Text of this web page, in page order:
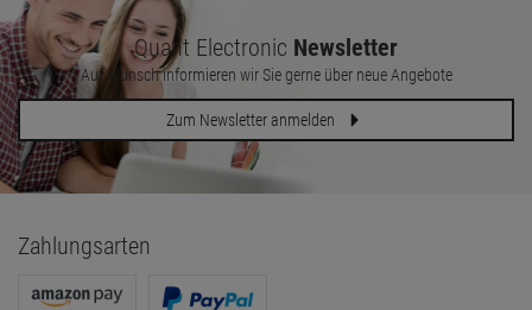
Quant Electronic Newsletter
Auf Wunsch informieren wir Sie gerne über neue Angebote
Zum Newsletter anmelden
Zahlungsarten